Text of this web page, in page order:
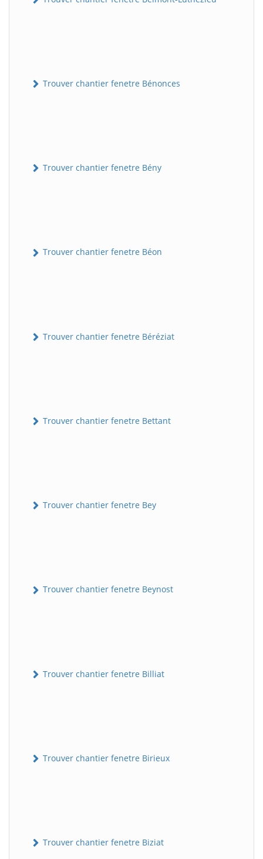
Trouver chantier fenetre Bénonces
Trouver chantier fenetre Bény
Trouver chantier fenetre Béon
Trouver chantier fenetre Béréziat
Trouver chantier fenetre Bettant
Trouver chantier fenetre Bey
Trouver chantier fenetre Beynost
Trouver chantier fenetre Billiat
Trouver chantier fenetre Birieux
Trouver chantier fenetre Biziat